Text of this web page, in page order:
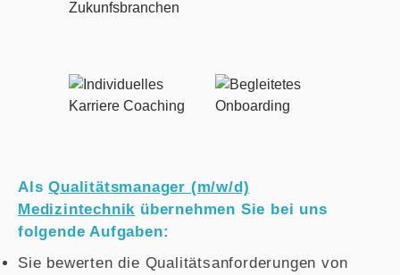
AlsQualitätsmanager (m/w/d)
Medizintechnik übernehmen Sie bei uns
folgende Aufgaben:
Sie bewerten die Qualitätsanforderungen von